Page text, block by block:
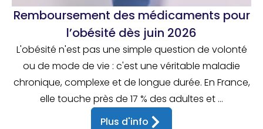
Remboursement des médicaments pour
l’obésité dès juin 2026
L'obésité n'est pas une simple question de volonté
ou de mode de vie : c'est une véritable maladie
chronique, complexe et de longue durée. En France,
elle touche près de 17 % des adultes et ...
Plus d'info